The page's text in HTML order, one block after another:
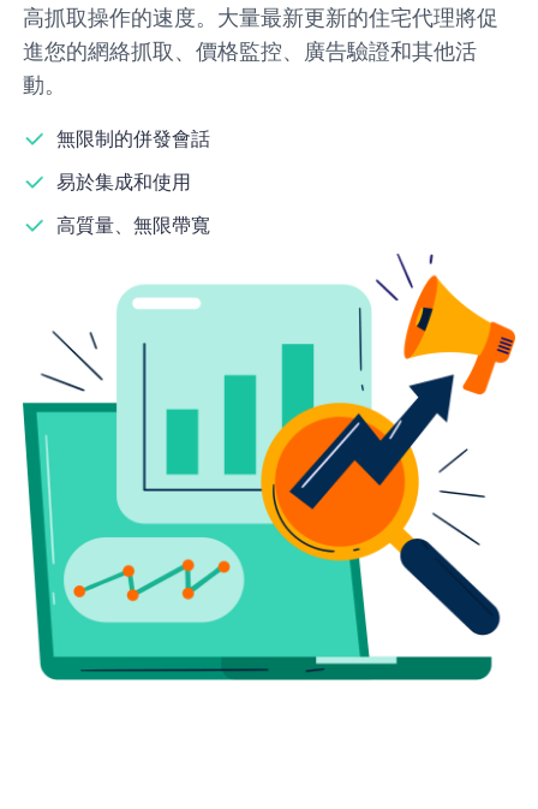
高抓取操作的速度。大量最新更新的住宅代理將促
進您的網絡抓取、價格監控、廣告驗證和其他活
動。
無限制的併發會話
易於集成和使用
高質量、無限帶寬